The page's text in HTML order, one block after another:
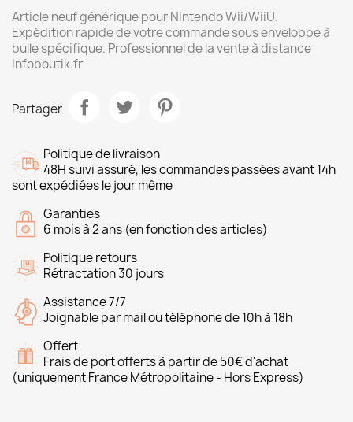
Article neuf générique pour Nintendo Wii/WiiU.
Expédition rapide de votre commande sous enveloppe à
bulle spécifique. Professionnel de la vente à distance
Infoboutik.fr
Partager
Politique de livraison
48H suivi assuré, les commandes passées avant 14h
sont expédiées le jour même
Garanties
6 mois à 2 ans (en fonction des articles)
Politique retours
Rétractation 30 jours
Assistance 7/7
Joignable par mail ou téléphone de 10h à 18h
Offert
Frais de port offerts à partir de 50€ d'achat
(uniquement France Métropolitaine - Hors Express)